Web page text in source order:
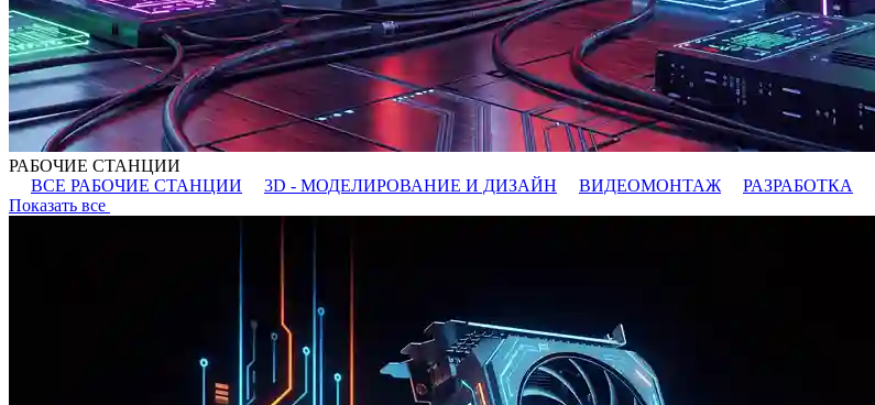
РАБОЧИЕ СТАНЦИИ
ВСЕ РАБОЧИЕ СТАНЦИИ
3D - МОДЕЛИРОВАНИЕ И ДИЗАЙН ВИДЕОМОНТАЖ РАЗРАБОТКА
Показать все